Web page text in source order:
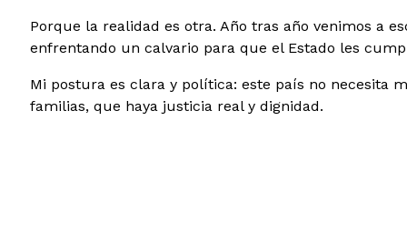
Porque la realidad es otra. Año tras año venimos a
enfrentando un calvario para que el Estado les
Mi postura es clara y política: este país no necesita
familias, que haya justicia real y dignidad.